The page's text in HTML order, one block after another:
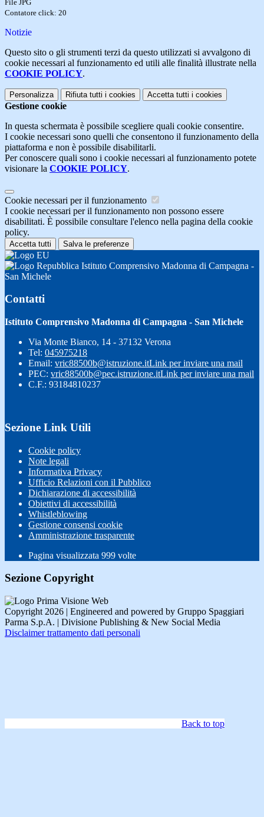
File JPG
Contatore click: 20
Notizie
Questo sito o gli strumenti terzi da questo utilizzati si avvalgono di
cookie necessari al funzionamento ed utili alle finalità illustrate nella
COOKIE POLICY.
Personalizza Rifiuta tutti i cookies Accetta tutti i cookies
Gestione cookie
In questa schermata è possibile scegliere quali cookie consentire.
I cookie necessari sono quelli che consentono il funzionamento della
piattaforma e non è possibile disabilitarli.
Per conoscere quali sono i cookie necessari al funzionamento potete
visionare la COOKIE POLICY.
Cookie necessari per il funzionamento
I cookie necessari per il funzionamento non possono essere
disabilitati. È possibile consultare l'elenco nella pagina della cookie
policy.
Accetta tutti Salva le preferenze
Istituto Comprensivo Madonna di Campagna -
San Michele
Contatti
Istituto Comprensivo Madonna di Campagna - San Michele
Via Monte Bianco, 14 - 37132 Verona
Tel: 045975218
Email: vric88500b@istruzione.itLink per inviare una mail
PEC: vric88500b@pec.istruzione.itLink per inviare una mail
C.F.: 93184810237
Sezione Link Utili
Cookie policy
Note legali
Informativa Privacy
Ufficio Relazioni con il Pubblico
Dichiarazione di accessibilità
Obiettivi di accessibilità
Whistleblowing
Gestione consensi cookie
Amministrazione trasparente
Pagina visualizzata 999 volte
Sezione Copyright
Copyright 2026 | Engineered and powered by Gruppo Spaggiari
Parma S.p.A. | Divisione Publishing & New Social Media
Disclaimer trattamento dati personali
Back to top